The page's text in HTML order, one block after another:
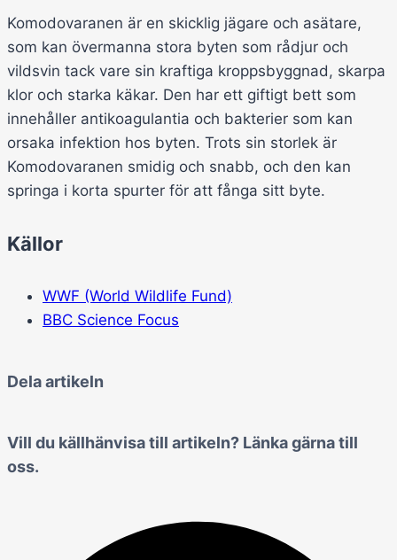
Komodovaranen är en skicklig jägare och asätare,
som kan övermanna stora byten som rådjur och
vildsvin tack vare sin kraftiga kroppsbyggnad, skarpa
klor och starka käkar. Den har ett giftigt bett som
innehåller antikoagulantia och bakterier som kan
orsaka infektion hos byten. Trots sin storlek är
Komodovaranen smidig och snabb, och den kan
springa i korta spurter för att fånga sitt byte.
Källor
WWF (World Wildlife Fund)
BBC Science Focus
Dela artikeln
Vill du källhänvisa till artikeln? Länka gärna till
oss.